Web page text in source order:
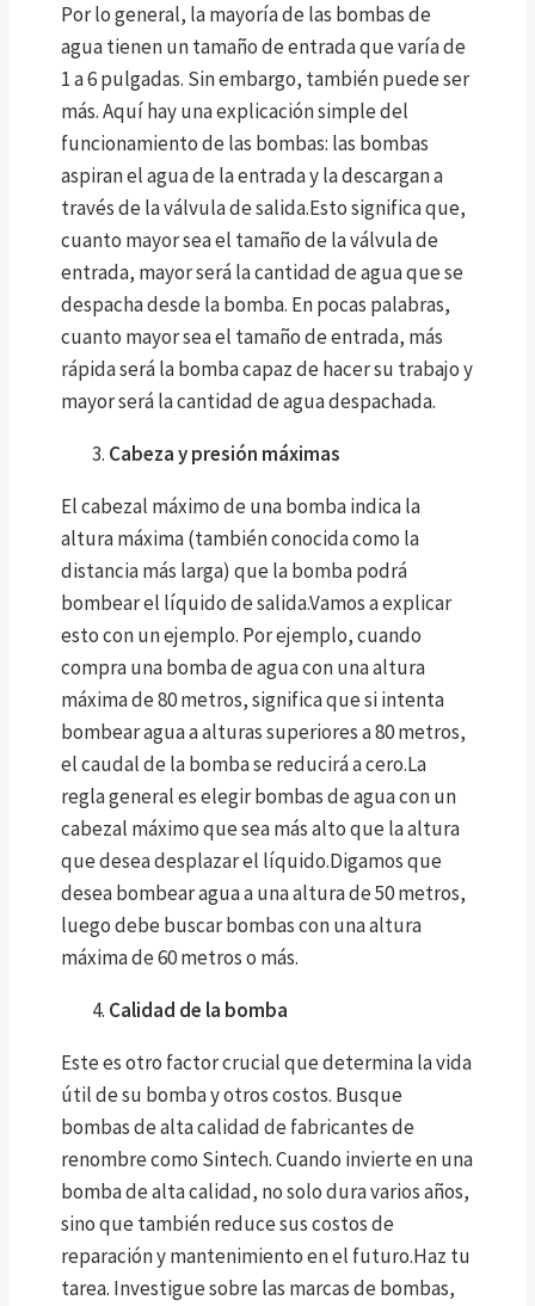
Por lo general, la mayoría de las bombas de
agua tienen un tamaño de entrada que varía de
1 a 6 pulgadas. Sin embargo, también puede ser
más. Aquí hay una explicación simple del
funcionamiento de las bombas: las bombas
aspiran el agua de la entrada y la descargan a
través de la válvula de salida.Esto significa que,
cuanto mayor sea el tamaño de la válvula de
entrada, mayor será la cantidad de agua que se
despacha desde la bomba. En pocas palabras,
cuanto mayor sea el tamaño de entrada, más
rápida será la bomba capaz de hacer su trabajo y
mayor será la cantidad de agua despachada.
Cabeza y presión máximas
El cabezal máximo de una bomba indica la
altura máxima (también conocida como la
distancia más larga) que la bomba podrá
bombear el líquido de salida.Vamos a explicar
esto con un ejemplo. Por ejemplo, cuando
compra una bomba de agua con una altura
máxima de 80 metros, significa que si intenta
bombear agua a alturas superiores a 80 metros,
el caudal de la bomba se reducirá a cero.La
regla general es elegir bombas de agua con un
cabezal máximo que sea más alto que la altura
que desea desplazar el líquido.Digamos que
desea bombear agua a una altura de 50 metros,
luego debe buscar bombas con una altura
máxima de 60 metros o más.
Calidad de la bomba
Este es otro factor crucial que determina la vida
útil de su bomba y otros costos. Busque
bombas de alta calidad de fabricantes de
renombre como Sintech. Cuando invierte en una
bomba de alta calidad, no solo dura varios años,
sino que también reduce sus costos de
reparación y mantenimiento en el futuro.Haz tu
tarea. Investigue sobre las marcas de bombas,